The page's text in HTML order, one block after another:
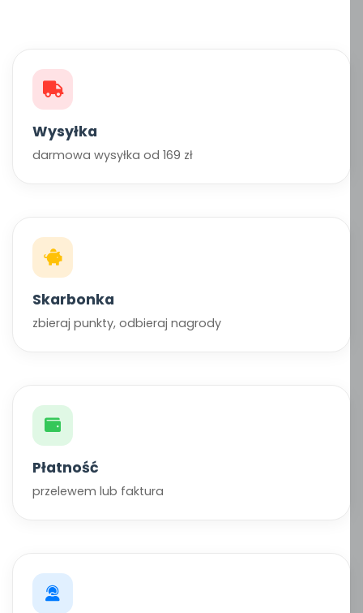
Wysyłka
darmowa wysyłka od 169 zł
Skarbonka
zbieraj punkty, odbieraj nagrody
Płatność
przelewem lub faktura